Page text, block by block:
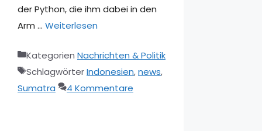
der Python, die ihm dabei in den
Arm … Weiterlesen
Kategorien Nachrichten & Politik
SchlagwörterIndonesien,news,
Sumatra
4 Kommentare